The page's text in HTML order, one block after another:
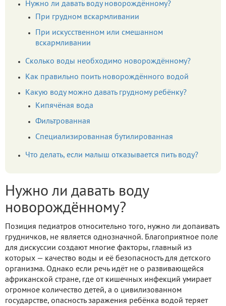
Нужно ли давать воду новорождённому?
При грудном вскармливании
При искусственном или смешанном
вскармливании
Сколько воды необходимо новорождённому?
Как правильно поить новорождённого водой
Какую воду можно давать грудному ребёнку?
Кипячёная вода
Фильтрованная
Специализированная бутилированная
Что делать, если малыш отказывается пить воду?
Нужно ли давать воду
новорождённому?
Позиция педиатров относительно того, нужно ли допаивать
грудничков, не является однозначной. Благоприятное поле
для дискуссии создают многие факторы, главный из
которых — качество воды и её безопасность для детского
организма. Однако если речь идёт не о развивающейся
африканской стране, где от кишечных инфекций умирает
огромное количество детей, а о цивилизованном
государстве, опасность заражения ребёнка водой теряет